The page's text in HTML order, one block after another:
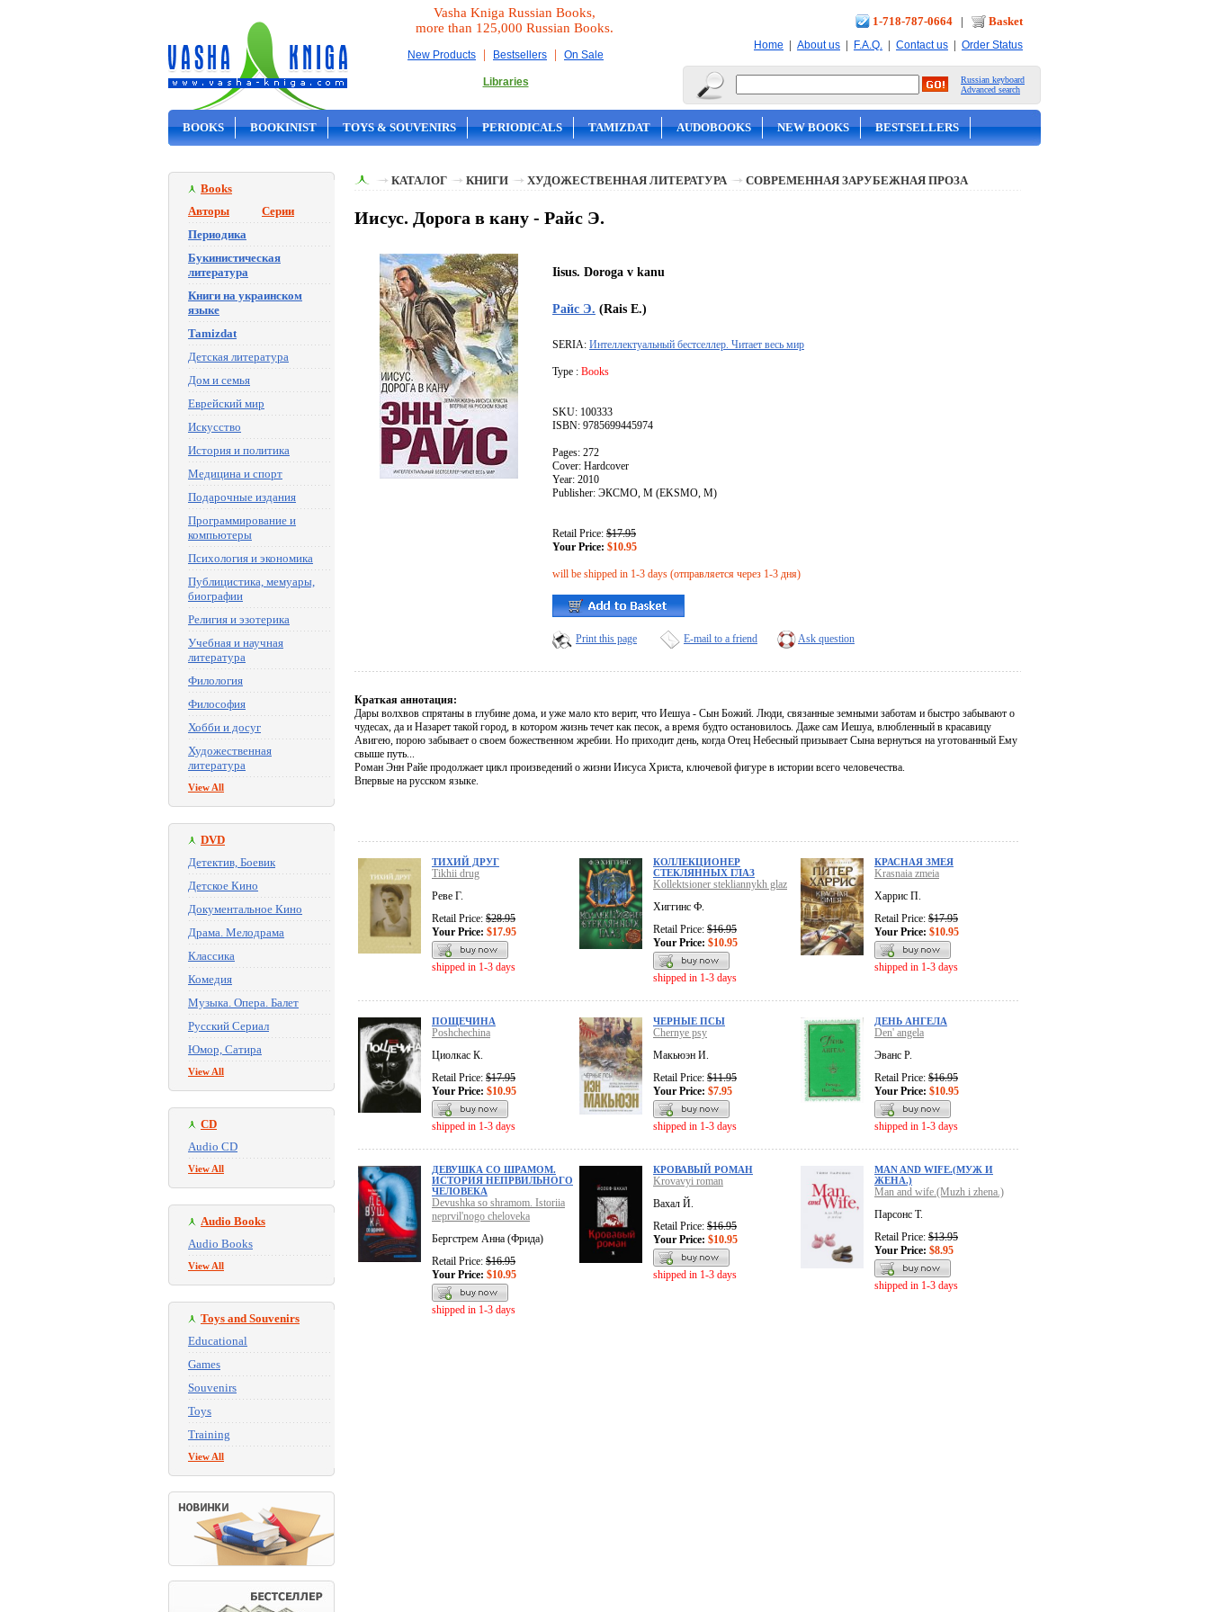
Vasha Kniga Russian Books,
more than 125,000 Russian Books.
New Products | Bestsellers | On Sale
Libraries
1-718-787-0664 | Basket
Home | About us | F.A.Q. | Contact us | Order Status
Russian keyboard
Advanced search
BOOKS BOOKINIST TOYS & SOUVENIRS PERIODICALS TAMIZDAT AUDOBOOKS NEW BOOKS BESTSELLERS
Books
Авторы
Серии
Периодика
Букинистическая
литература
Книги на украинском
языке
Tamizdat
Детская литература
Дом и семья
Еврейский мир
Искусство
История и политика
Медицина и спорт
Подарочные издания
Программирование и
компьютеры
Психология и экономика
Публицистика, мемуары,
биографии
Религия и эзотерика
Учебная и научная
литература
Филология
Философия
Хобби и досуг
Художественная
литература
View All
DVD
Детектив, Боевик
Детское Кино
Документальное Кино
Драма. Мелодрама
Классика
Комедия
Музыка. Опера. Балет
Русский Сериал
Юмор, Сатира
View All
CD
Audio CD
View All
Audio Books
Audio Books
View All
Toys and Souvenirs
Educational
Games
Souvenirs
Toys
Training
View All
КАТАЛОГ КНИГИ ХУДОЖЕСТВЕННАЯ ЛИТЕРАТУРА СОВРЕМЕННАЯ ЗАРУБЕЖНАЯ ПРОЗА
Иисус. Дорога в кану - Райс Э.
Iisus. Doroga v kanu
Райс Э. (Rais E.)
SERIA: Интеллектуальный бестселлер. Читает весь мир
Type : Books
SKU: 100333
ISBN: 9785699445974
Pages: 272
Cover: Hardcover
Year: 2010
Publisher: ЭКСМО, М (EKSMO, M)
Retail Price: $17.95
Your Price: $10.95
will be shipped in 1-3 days (отправляется через 1-3 дня)
Print this page E-mail to a friend Ask question
Краткая аннотация:
Дары волхвов спрятаны в глубине дома, и уже мало кто верит, что Иешуа - Сын Божий. Люди, связанные земными заботам и быстро забывают о
чудесах, да и Назарет такой город, в котором жизнь течет как песок, а время будто остановилось. Даже сам Иешуа, влюбленный в красавицу
Авигею, порою забывает о своем божественном жребии. Но приходит день, когда Отец Небесный призывает Сына вернуться на уготованный Ему
свыше путь...
Роман Энн Райе продолжает цикл произведений о жизни Иисуса Христа, ключевой фигуре в истории всего человечества.
Впервые на русском языке.
ТИХИЙ ДРУГ
Tikhii drug
Реве Г.
Retail Price: $28.95
Your Price: $17.95
shipped in 1-3 days
КОЛЛЕКЦИОНЕР
СТЕКЛЯННЫХ ГЛАЗ
Kollektsioner stekliannykh glaz
Хиггинс Ф.
Retail Price: $16.95
Your Price: $10.95
shipped in 1-3 days
КРАСНАЯ ЗМЕЯ
Krasnaia zmeia
Харрис П.
Retail Price: $17.95
Your Price: $10.95
shipped in 1-3 days
ПОЩЕЧИНА
Poshchechina
Циолкас К.
Retail Price: $17.95
Your Price: $10.95
shipped in 1-3 days
ЧЕРНЫЕ ПСЫ
Chernye psy
Макьюэн И.
Retail Price: $11.95
Your Price: $7.95
shipped in 1-3 days
ДЕНЬ АНГЕЛА
Den' angela
Эванс Р.
Retail Price: $16.95
Your Price: $10.95
shipped in 1-3 days
ДЕВУШКА СО ШРАМОМ.
ИСТОРИЯ НЕПРВИЛЬНОГО
ЧЕЛОВЕКА
Devushka so shramom. Istoriia
neprvil'nogo cheloveka
Бергстрем Анна (Фрида)
Retail Price: $16.95
Your Price: $10.95
shipped in 1-3 days
КРОВАВЫЙ РОМАН
Krovavyi roman
Вахал Й.
Retail Price: $16.95
Your Price: $10.95
shipped in 1-3 days
MAN AND WIFE.(МУЖ И
ЖЕНА.)
Man and wife.(Muzh i zhena.)
Парсонс Т.
Retail Price: $13.95
Your Price: $8.95
shipped in 1-3 days